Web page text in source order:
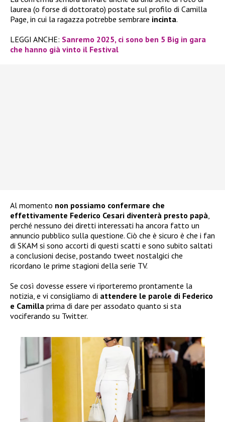
laurea (o forse di dottorato) postate sul profilo di Camilla
Page, in cui la ragazza potrebbe sembrare incinta.
LEGGI ANCHE: Sanremo 2025, ci sono ben 5 Big in gara
che hanno già vinto il Festival
Al momento non possiamo confermare che
effettivamente Federico Cesari diventerà presto papà,
perché nessuno dei diretti interessati ha ancora fatto un
annuncio pubblico sulla questione. Ciò che è sicuro è che i fan
di SKAM si sono accorti di questi scatti e sono subito saltati
a conclusioni decise, postando tweet nostalgici che
ricordano le prime stagioni della serie TV.
Se così dovesse essere vi riporteremo prontamente la
notizia, e vi consigliamo di attendere le parole di Federico
e Camilla prima di dare per assodato quanto si sta
vociferando su Twitter.